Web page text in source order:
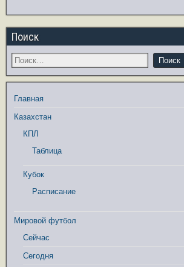
Поиск
Главная
Казахстан
КПЛ
Таблица
Кубок
Расписание
Мировой футбол
Сейчас
Сегодня